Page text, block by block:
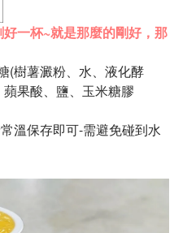
一杯~就是那麼的剛好，那
(樹薯澱粉、水、液化酵
蘋果酸、 鹽、 玉米糖膠
溫保存即可-需避免碰到水